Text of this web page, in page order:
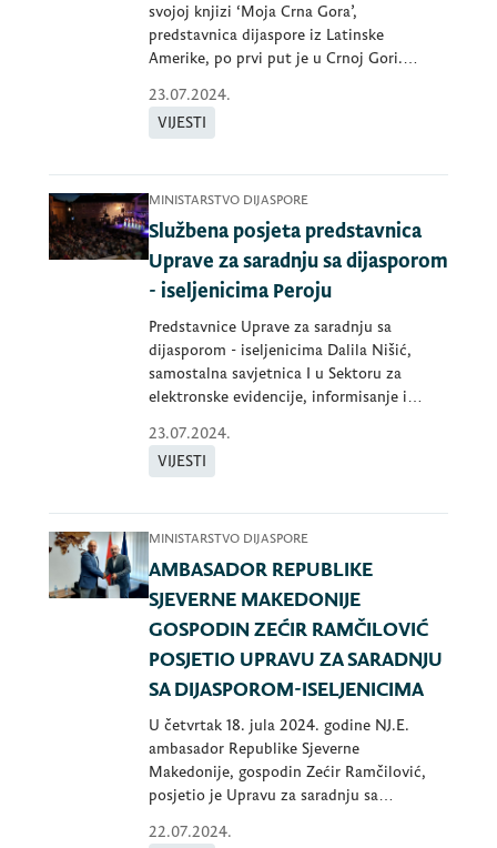
svojoj knjizi ‘Moja Crna Gora’,
predstavnica dijaspore iz Latinske
Amerike, po prvi put je u Crnoj Gori.
23.07.2024.
VIJESTI
MINISTARSTVO DIJASPORE
Službena posjeta predstavnica
Uprave za saradnju sa dijasporom
- iseljenicima Peroju
Predstavnice Uprave za saradnju sa
dijasporom - iseljenicima Dalila Nišić,
samostalna savjetnica I u Sektoru za
elektronske evidencije, informisanje i
23.07.2024.
VIJESTI
MINISTARSTVO DIJASPORE
AMBASADOR REPUBLIKE
SJEVERNE MAKEDONIJE
GOSPODIN ZEĆIR RAMČILOVIĆ
POSJETIO UPRAVU ZA SARADNJU
SA DIJASPOROM-ISELJENICIMA
U četvrtak 18. jula 2024. godine NJ.E.
ambasador Republike Sjeverne
Makedonije, gospodin Zećir Ramčilović,
posjetio je Upravu za saradnju sa
22.07.2024.